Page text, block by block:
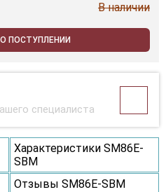
В наличии
ПОСТУПЛЕНИИ
специалиста
Характеристики SM86E-
SBM
Отзывы SM86E-SBM